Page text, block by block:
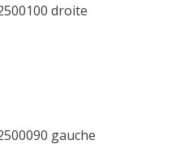
droite
gauche